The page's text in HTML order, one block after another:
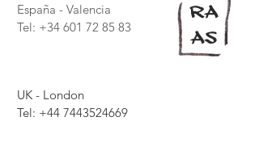
UK - London
Tel: +44 7443524669
España - Valencia
Tel: +34 601 72 85 83
RA
AS